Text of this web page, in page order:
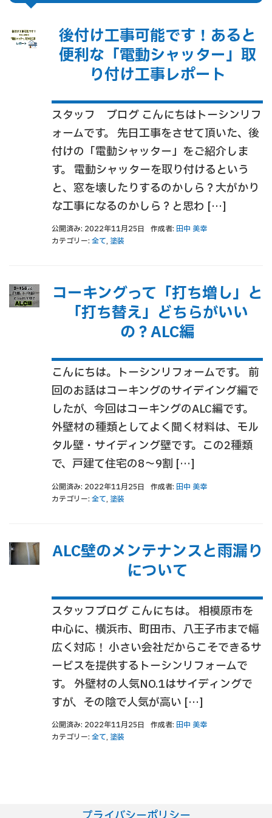
後付け工事可能です！あると
便利な「電動シャッター」取
り付け工事レポート
スタッフ ブログ こんにちはトーシンリフ
ォームです。 先日工事をさせて頂いた、後
付けの「電動シャッター」をご紹介しま
す。 電動シャッターを取り付けるという
と、窓を壊したりするのかしら？大がかり
な工事になるのかしら？と思わ […]
公開済み: 2022年11月25日 作成者: 田中 美幸
カテゴリー: 全て, 塗装
コーキングって「打ち増し」と
「打ち替え」どちらがいい
の？ALC編
こんにちは。トーシンリフォームです。 前
回のお話はコーキングのサイデイング編で
したが、今回はコーキングのALC編です。
外壁材の種類としてよく聞く材料は、モル
タル壁・サイディング壁です。この2種類
で、戸建て住宅の8～9割 […]
公開済み: 2022年11月25日 作成者: 田中 美幸
カテゴリー: 全て, 塗装
ALC壁のメンテナンスと雨漏り
について
スタッフブログ こんにちは。 相模原市を
中心に、横浜市、町田市、八王子市まで幅
広く対応！ 小さい会社だからこそできるサ
ービスを提供するトーシンリフォームで
す。 外壁材の人気NO.1はサイディングで
すが、その陰で人気が高い […]
公開済み: 2022年11月25日 作成者: 田中 美幸
カテゴリー: 全て, 塗装